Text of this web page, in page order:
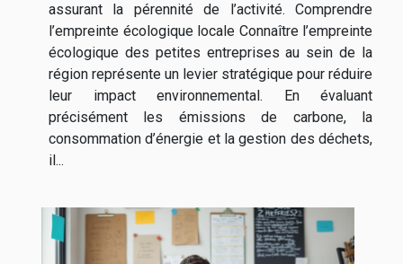
assurant la pérennité de l’activité. Comprendre
l’empreinte écologique locale Connaître l’empreinte
écologique des petites entreprises au sein de la
région représente un levier stratégique pour réduire
leur impact environnemental. En évaluant
précisément les émissions de carbone, la
consommation d’énergie et la gestion des déchets,
il...